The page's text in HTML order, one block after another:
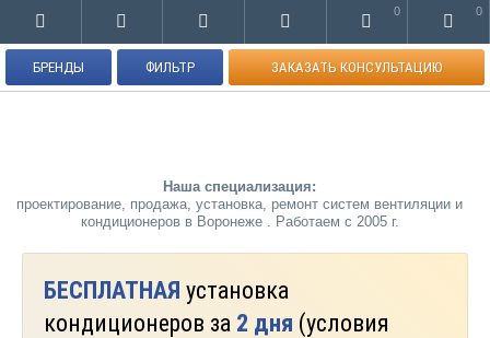
0 0
Наша специализация:
проектирование, продажа, установка, ремонт систем вентиляции и
кондиционеров в Воронеже . Работаем с 2005 г.
БРЕНДЫ ФИЛЬТР ЗАКАЗАТЬ КОНСУЛЬТАЦИЮ
БЕСПЛАТНАЯ установка
кондиционеров за 2 дня (условия